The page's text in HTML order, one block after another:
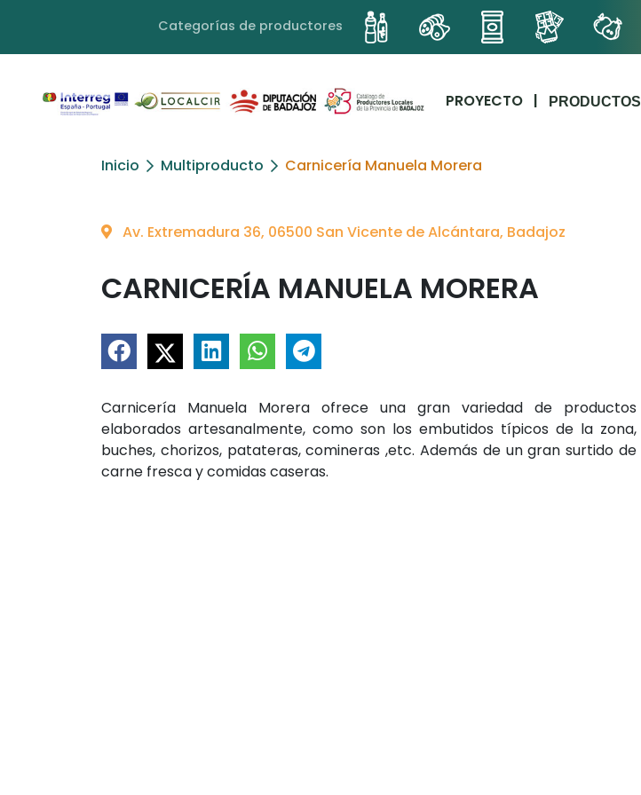
Categorías de productores
PROYECTO | PRODUCTOS
Inicio Multiproducto Carnicería Manuela Morera
Av. Extremadura 36, 06500 San Vicente de Alcántara, Badajoz
CARNICERÍA MANUELA MORERA
Carnicería Manuela Morera ofrece una gran variedad de productos
elaborados artesanalmente, como son los embutidos típicos de la zona,
buches, chorizos, patateras, comineras ,etc. Además de un gran surtido de
carne fresca y comidas caseras.